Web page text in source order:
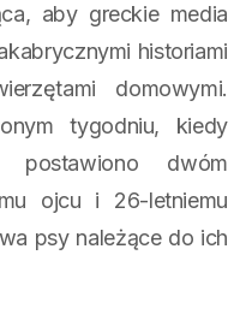
aby greckie media
historiami
domowymi.
tygodniu, kiedy
dwóm
ojcu i 26-letniemu
psy należące do ich